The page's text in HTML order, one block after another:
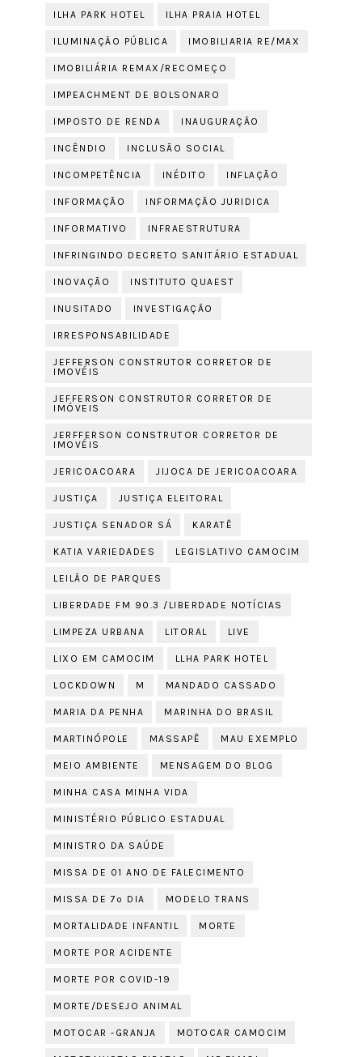
ILHA PARK HOTEL ILHA PRAIA HOTEL
ILUMINAÇÃO PÚBLICA IMOBILIARIA RE/MAX
IMOBILIÁRIA REMAX/RECOMEÇO
IMPEACHMENT DE BOLSONARO
IMPOSTO DE RENDA INAUGURAÇÃO
INCÊNDIO INCLUSÃO SOCIAL
INCOMPETÊNCIA INÉDITO INFLAÇÃO
INFORMAÇÃO INFORMAÇÃO JURIDICA
INFORMATIVO INFRAESTRUTURA
INFRINGINDO DECRETO SANITÁRIO ESTADUAL
INOVAÇÃO INSTITUTO QUAEST
INUSITADO INVESTIGAÇÃO
IRRESPONSABILIDADE
JEFFERSON CONSTRUTOR CORRETOR DE
IMOVÉIS
JEFFERSON CONSTRUTOR CORRETOR DE
IMÓVEIS
JERFFERSON CONSTRUTOR CORRETOR DE
IMOVÉIS
JERICOACOARA JIJOCA DE JERICOACOARA
JUSTIÇA JUSTIÇA ELEITORAL
JUSTIÇA SENADOR SÁ KARATÊ
KATIA VARIEDADES LEGISLATIVO CAMOCIM
LEILÃO DE PARQUES
LIBERDADE FM 90.3 /LIBERDADE NOTÍCIAS
LIMPEZA URBANA LITORAL LIVE
LIXO EM CAMOCIM LLHA PARK HOTEL
LOCKDOWN M MANDADO CASSADO
MARIA DA PENHA MARINHA DO BRASIL
MARTINÓPOLE MASSAPÊ MAU EXEMPLO
MEIO AMBIENTE MENSAGEM DO BLOG
MINHA CASA MINHA VIDA
MINISTÉRIO PÚBLICO ESTADUAL
MINISTRO DA SAÚDE
MISSA DE 01 ANO DE FALECIMENTO
MISSA DE 7º DIA MODELO TRANS
MORTALIDADE INFANTIL MORTE
MORTE POR ACIDENTE
MORTE POR COVID-19
MORTE/DESEJO ANIMAL
MOTOCAR -GRANJA MOTOCAR CAMOCIM